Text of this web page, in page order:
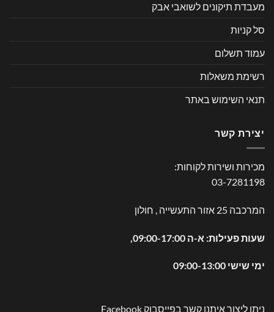
מעבדת תיקונים לשואבי אבק
סל קניות
עמוד תשלום
רשימת משאלות
תנאי השימוש באתר
יצירת קשר
מכירות ושירות לקוחות:
03-7281198
המרכבה 25 אזור התעשייה , חולון
שעות פעילות: א-ה 09:00-17:00,
ימי שישי 09:00-13:00
ניתן ליצור איתנו קשר בפייסבוק Facebook